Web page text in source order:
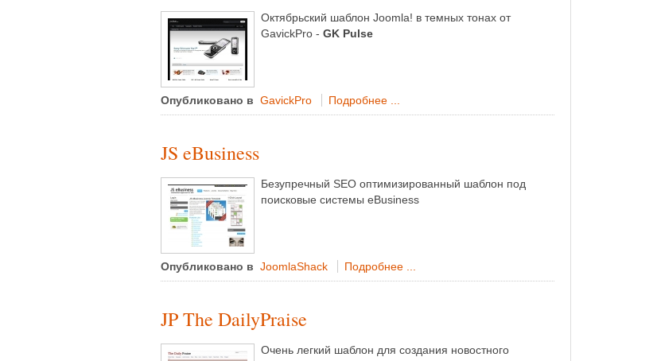
Октябрьский шаблон Joomla! в темных тонах от
GavickPro - GK Pulse
Опубликовано в GavickPro Подробнее ...
JS eBusiness
Безупречный SEO оптимизированный шаблон под
поисковые системы eBusiness
Опубликовано в JoomlaShack Подробнее ...
JP The DailyPraise
Очень легкий шаблон для создания новостного